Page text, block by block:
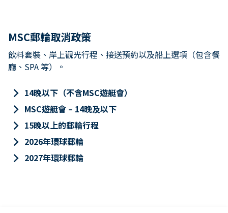
MSC郵輪取消政策
飲料套裝、岸上觀光行程、接送預約以及船上選項（包含餐
廳、SPA 等）。
keyboard_arrow_right 14晚以下（不含MSC遊艇會）
keyboard_arrow_right MSC遊艇會 – 14晚及以下
keyboard_arrow_right 15晚以上的郵輪行程
keyboard_arrow_right 2026年環球郵輪
keyboard_arrow_right 2027年環球郵輪